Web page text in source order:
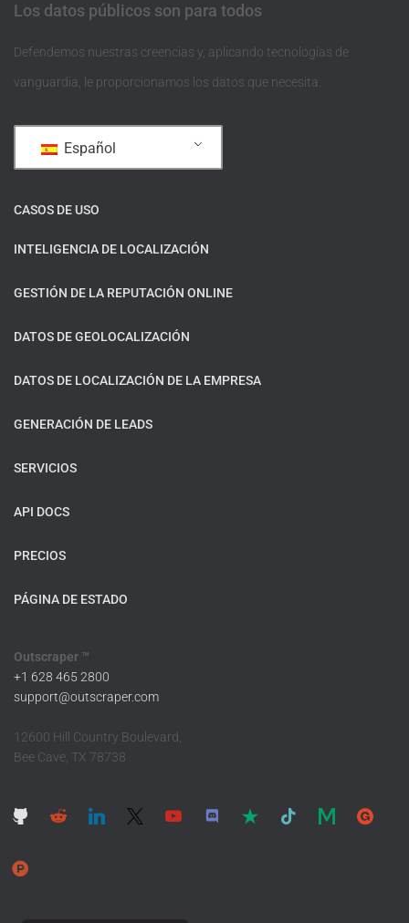
Los datos públicos son para todos
Defendemos nuestras creencias y, aplicando tecnologías de
vanguardia, le proporcionamos los datos que necesita.
Español
CASOS DE USO
INTELIGENCIA DE LOCALIZACIÓN
GESTIÓN DE LA REPUTACIÓN ONLINE
DATOS DE GEOLOCALIZACIÓN
DATOS DE LOCALIZACIÓN DE LA EMPRESA
GENERACIÓN DE LEADS
SERVICIOS
API DOCS
PRECIOS
PÁGINA DE ESTADO
Outscraper ™
+1 628 465 2800
support@outscraper.com
12600 Hill Country Boulevard,
Bee Cave, TX 78738